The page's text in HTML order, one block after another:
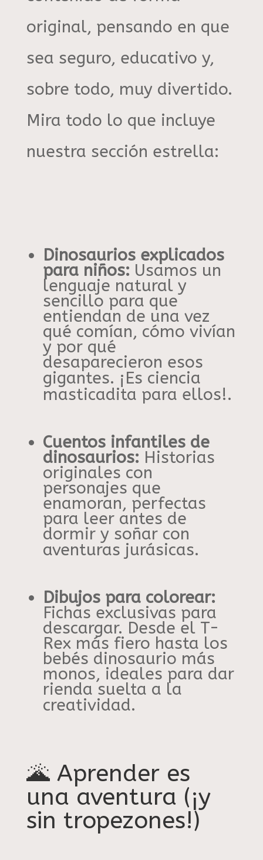
original, pensando en que
sea seguro, educativo y,
sobre todo, muy divertido.
Mira todo lo que incluye
nuestra sección estrella:
Dinosaurios explicados
para niños: Usamos un
lenguaje natural y
sencillo para que
entiendan de una vez
qué comían, cómo vivían
y por qué
desaparecieron esos
gigantes. ¡Es ciencia
masticadita para ellos!.
Cuentos infantiles de
dinosaurios: Historias
originales con
personajes que
enamoran, perfectas
para leer antes de
dormir y soñar con
aventuras jurásicas.
Dibujos para colorear:
Fichas exclusivas para
descargar. Desde el T-
Rex más fiero hasta los
bebés dinosaurio más
monos, ideales para dar
rienda suelta a la
creatividad.
🌋 Aprender es
una aventura (¡y
sin tropezones!)